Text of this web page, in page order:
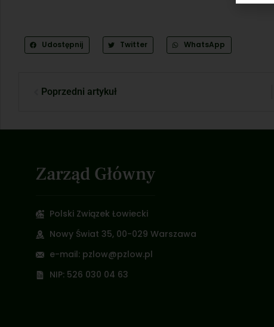
Udostępnij Twitter WhatsApp
Poprzedni artykuł
Zarząd Główny
Polski Związek Łowiecki
Nowy Świat 35, 00-029 Warszawa
e-mail: pzlow@pzlow.pl
NIP: 526 030 04 63